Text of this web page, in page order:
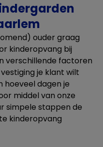
ouder graag
kinderopvang bij
verschillende factoren
je klant wilt
hoeveel dagen je
middel van onze
simpele stappen de
kinderopvang